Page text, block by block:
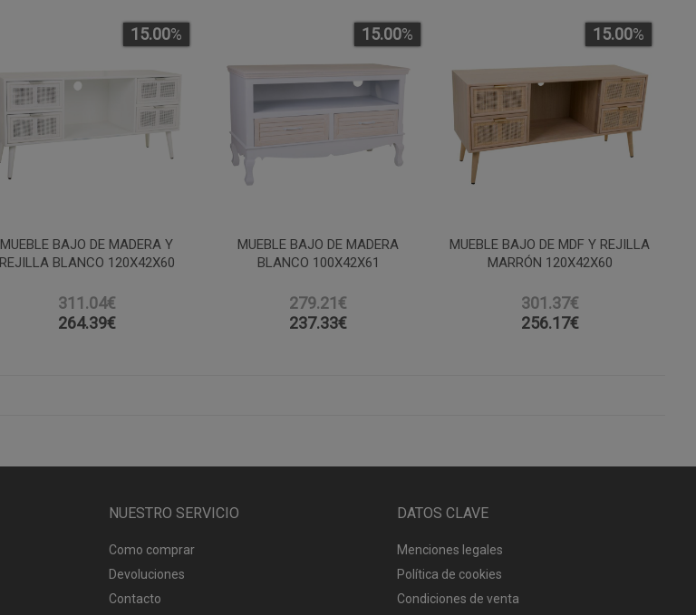
MUEBLE BAJO DE MADERA Y
REJILLA BLANCO 120X42X60
311.04€
15.00%
264.39€
MUEBLE BAJO DE MADERA
BLANCO 100X42X61
279.21€
15.00%
237.33€
MUEBLE BAJO DE MDF Y REJILLA
MARRÓN 120X42X60
301.37€
15.00%
256.17€
NUESTRO SERVICIO
Como comprar
Devoluciones
Contacto
DATOS CLAVE
Menciones legales
Política de cookies
Condiciones de venta